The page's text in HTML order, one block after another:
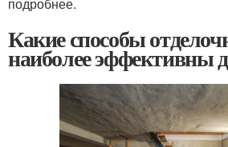
Какие способы
наиболее эффективны